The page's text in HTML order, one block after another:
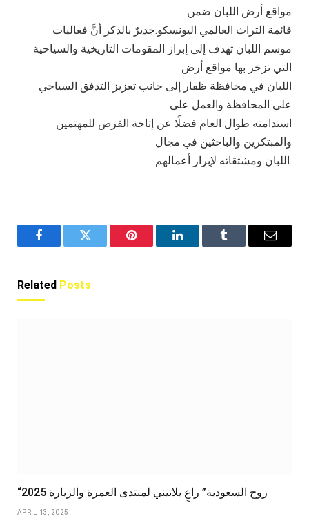
مواقع أرض اللبان ضمن
قائمة التراث العالمي اليونسكو.جديرٌ بالذكر أنَّ فعاليات
موسم اللبان تهدف إلى إبراز المقومات التاريخية والسياحية
التي تزخر بها مواقع أرض
اللبان في محافظة ظفار إلى جانب تعزيز التدفق السياحي
على المحافظة والعمل على
استدامته طوال العام فضلًا عن إتاحة الفرص للمهتمين
والمبتكرين والباحثين في مجال
اللبان ومشتقاته لإبراز أعمالهم.
FacebookTwitter Pinterest LinkedInTumblr Email
Related Posts
“روح السعودية” راعٍ بلاتيني لمنتدى العمرة والزيارة 2025
APRIL 13, 2025